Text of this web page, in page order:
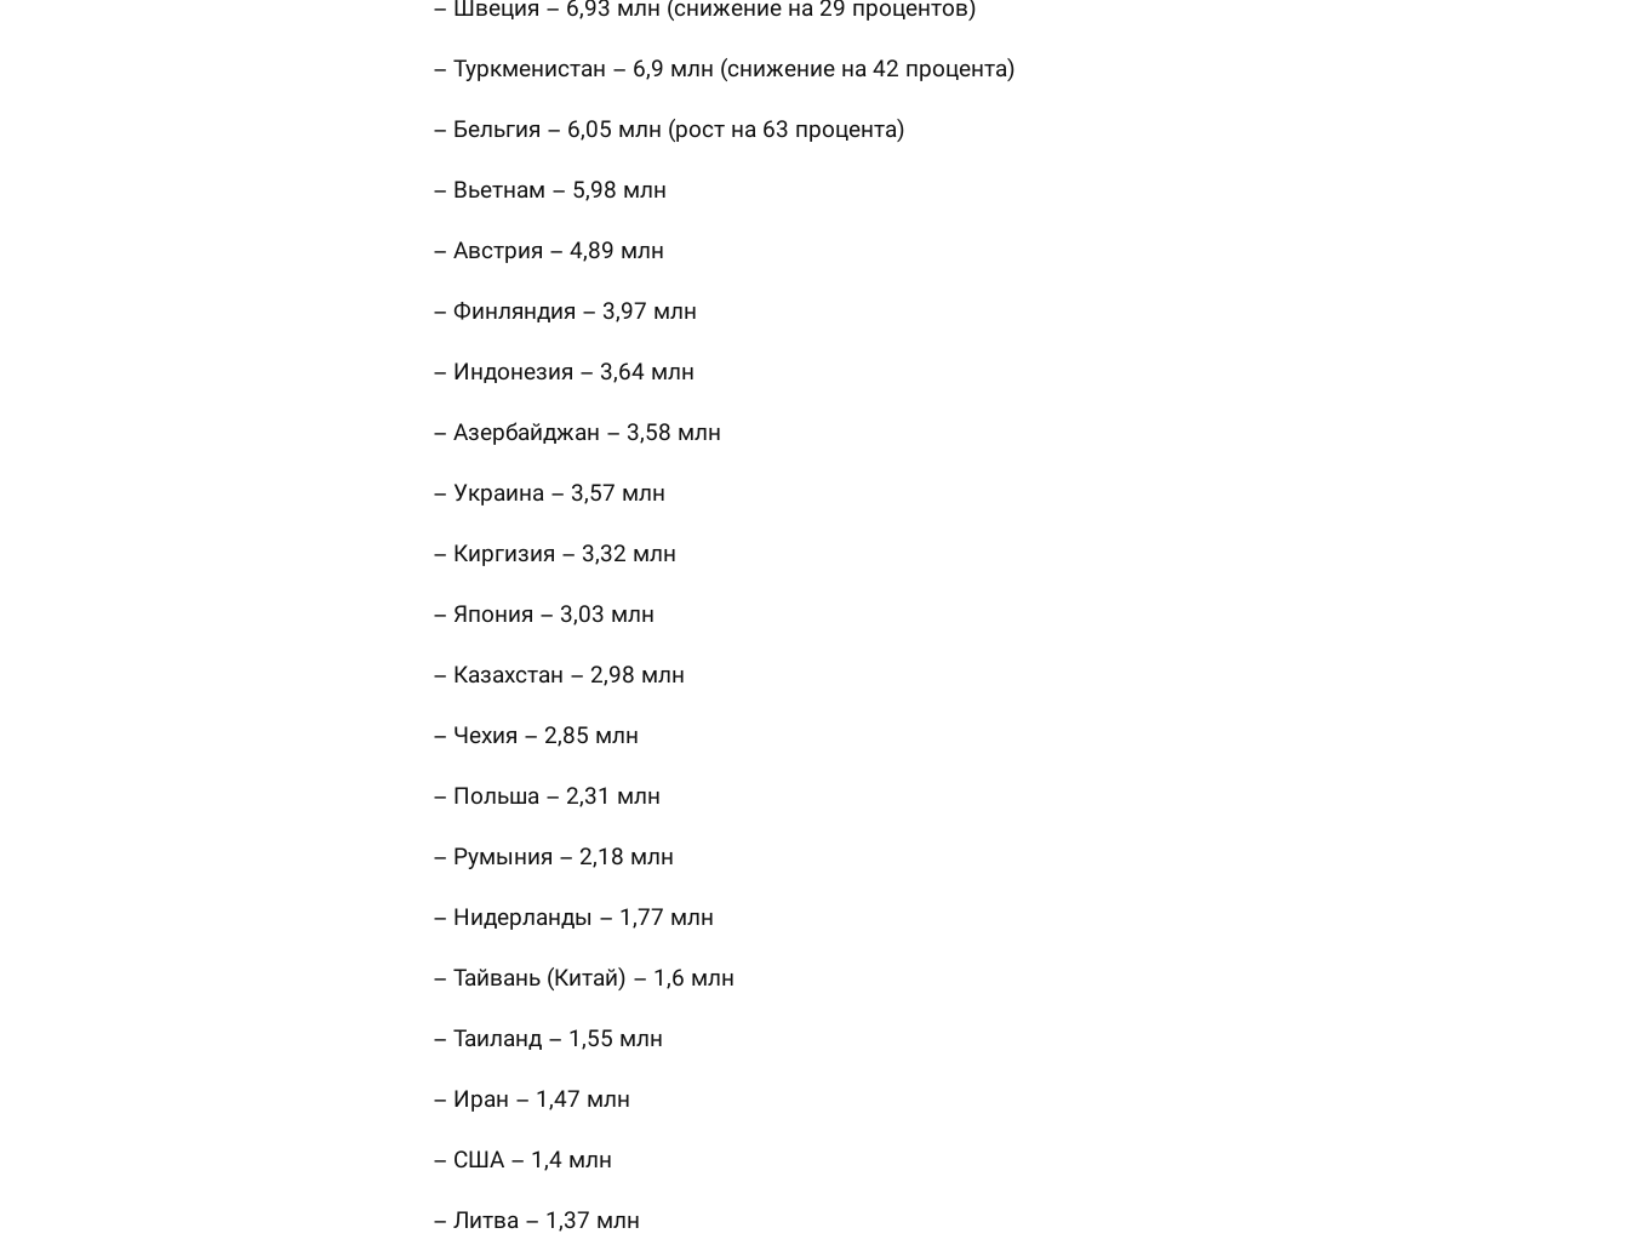
– Швеция – 6,93 млн (снижение на 29 процентов)
– Туркменистан – 6,9 млн (снижение на 42 процента)
– Бельгия – 6,05 млн (рост на 63 процента)
– Вьетнам – 5,98 млн
– Австрия – 4,89 млн
– Финляндия – 3,97 млн
– Индонезия – 3,64 млн
– Азербайджан – 3,58 млн
– Украина – 3,57 млн
– Киргизия – 3,32 млн
– Япония – 3,03 млн
– Казахстан – 2,98 млн
– Чехия – 2,85 млн
– Польша – 2,31 млн
– Румыния – 2,18 млн
– Нидерланды – 1,77 млн
– Тайвань (Китай) – 1,6 млн
– Таиланд – 1,55 млн
– Иран – 1,47 млн
– США – 1,4 млн
– Литва – 1,37 млн